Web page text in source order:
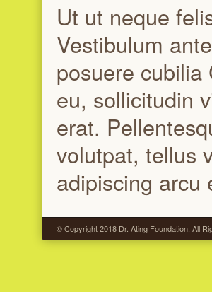
Ut ut neque
Vestibulum
posuere
eu, sollicitudin
erat.
volutpat, tellus
adipiscing arcu
© Copyright 2018 Dr. Ating Foundation. All